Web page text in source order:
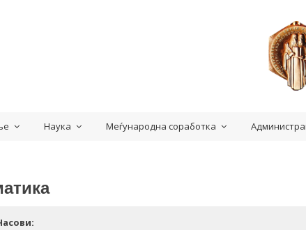
Наука Меѓународна соработка